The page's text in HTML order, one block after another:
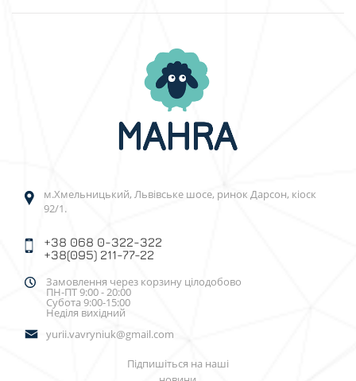
м.Хмельницький, Львівське шосе, ринок Дарсон, кіоск
92/1.
+38 068 0-322-322
+38(095) 211-77-22
Замовлення через корзину цілодобово
ПН-ПТ 9:00 - 20:00
Субота 9:00-15:00
Неділя вихідний
yurii.vavryniuk@gmail.com
Підпишіться на наші